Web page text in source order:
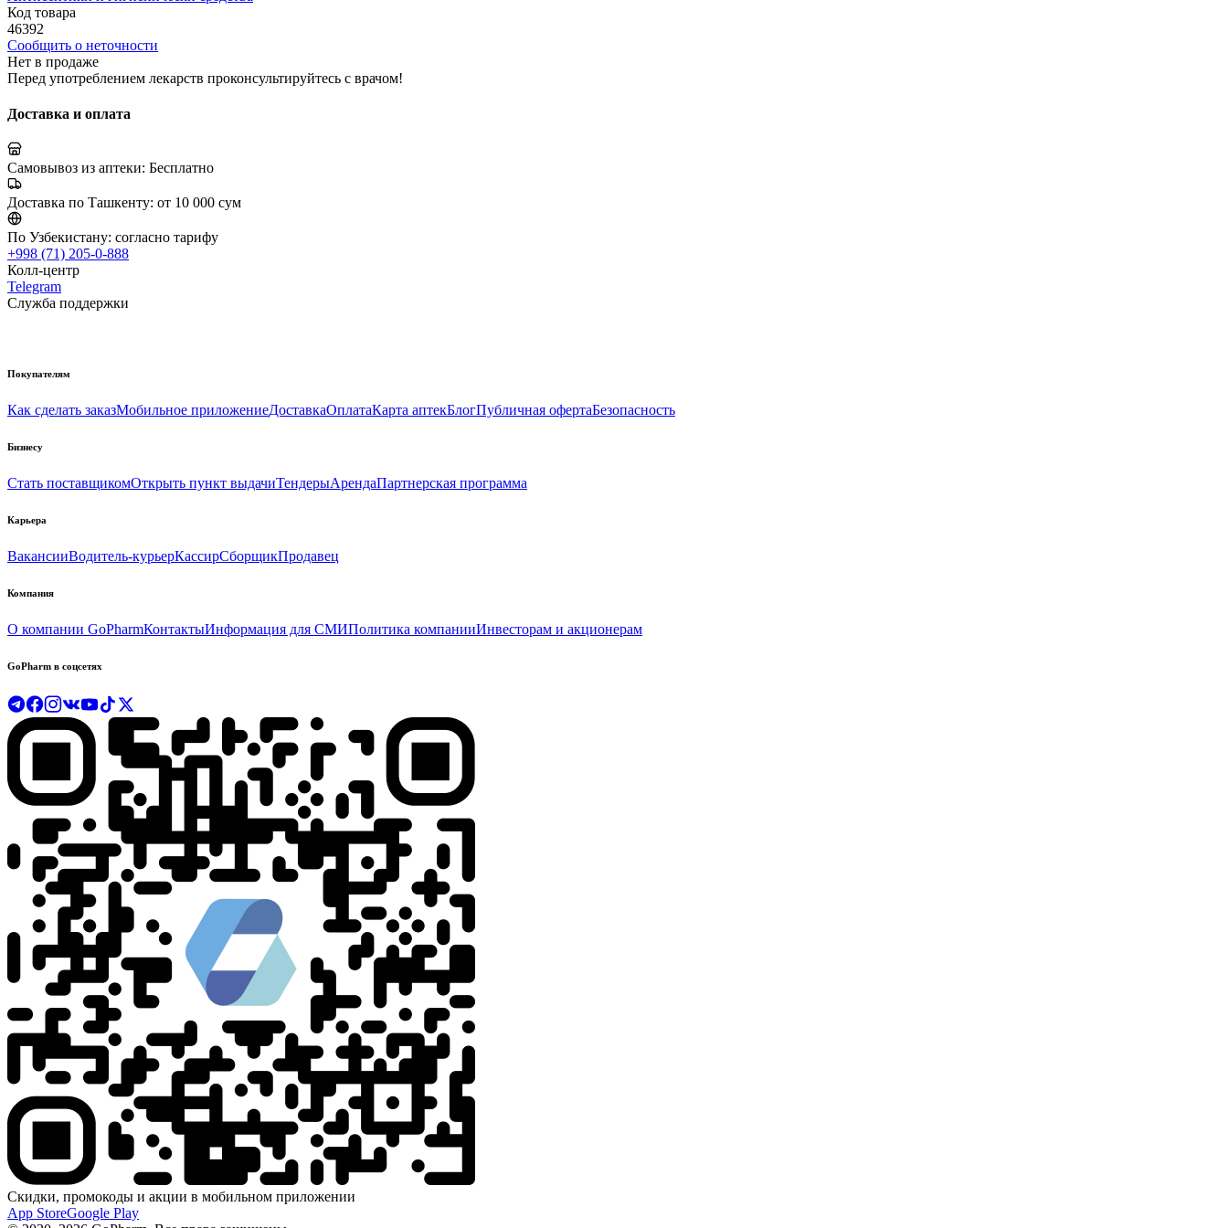
Код товара
46392
Сообщить о неточности
Нет в продаже
Перед употреблением лекарств проконсультируйтесь с врачом!
Доставка и оплата
Самовывоз из аптеки: Бесплатно
Доставка по Ташкенту: от 10 000 сум
По Узбекистану: согласно тарифу
+998 (71) 205-0-888
Колл-центр
Telegram
Служба поддержки
Покупателям
Как сделать заказМобильное приложениеДоставкаОплатаКарта аптекБлогПубличная офертаБезопасность
Бизнесу
Стать поставщикомОткрыть пункт выдачиТендерыАрендаПартнерская программа
Карьера
ВакансииВодитель-курьерКассирСборщикПродавец
Компания
О компании GoPharmКонтактыИнформация для СМИПолитика компанииИнвесторам и акционерам
GoPharm в соцсетях
Скидки, промокоды и акции в мобильном приложении
App StoreGoogle Play